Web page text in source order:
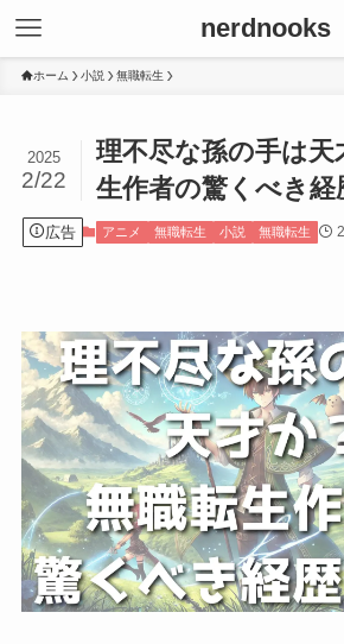
nerdnooks
ホーム 小説 無職転生
理不尽な孫の手は天
生作者の驚くべき経
2025
2/22
広告 アニメ 無職転生 小説 無職転生